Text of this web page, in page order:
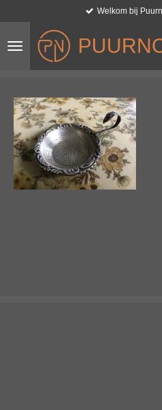
naar
hoofdinhoud
Welkom bij